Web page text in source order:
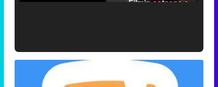
'120 Minutos' celebra sus 2.000 programas en Telemadrid con un vídeo del día a día en la redacción